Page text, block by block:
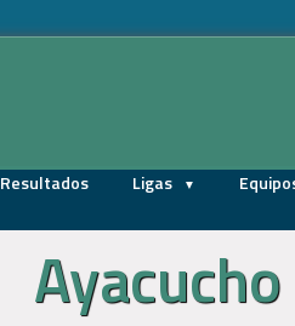
Resultados Ligas
Ayacucho